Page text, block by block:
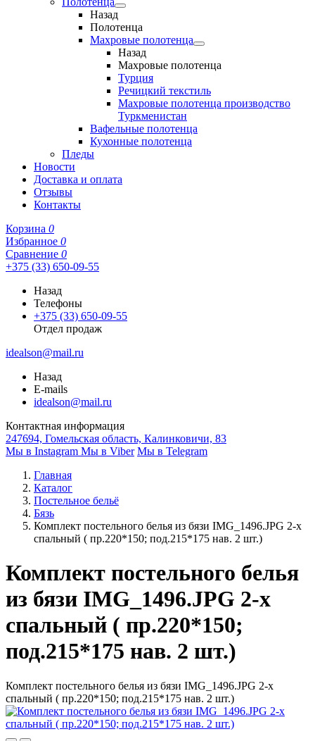
Назад
Полотенца
Махровые полотенца
Назад
Махровые полотенца
Турция
Речицкий текстиль
Махровые полотенца производство
Туркменистан
Вафельные полотенца
Кухонные полотенца
Пледы
Новости
Доставка и оплата
Отзывы
Контакты
Корзина 0
Избранное 0
Сравнение 0
+375 (33) 650-09-55
Назад
Телефоны
+375 (33) 650-09-55
Отдел продаж
idealson@mail.ru
Назад
E-mails
idealson@mail.ru
Контактная информация
247694, Гомельская область, Калинковичи, 83
Мы в Instagram Мы в Viber Мы в Telegram
Главная
Каталог
Постельное бельё
Бязь
Комплект постельного белья из бязи IMG_1496.JPG 2-х
спальный ( пр.220*150; под.215*175 нав. 2 шт.)
Комплект постельного белья
из бязи IMG_1496.JPG 2-х
спальный ( пр.220*150;
под.215*175 нав. 2 шт.)
Комплект постельного белья из бязи IMG_1496.JPG 2-х
спальный ( пр.220*150; под.215*175 нав. 2 шт.)